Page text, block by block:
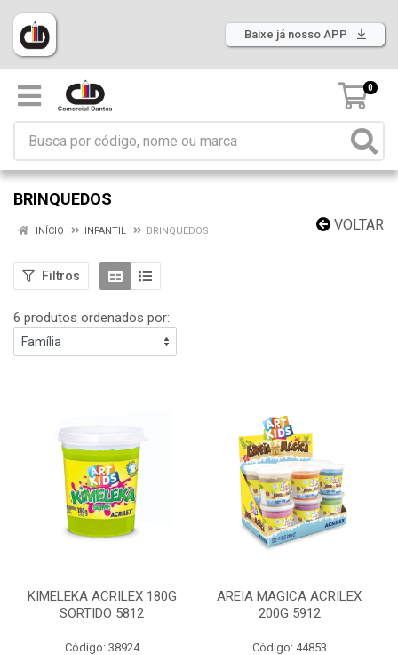
Baixe já nosso APP
0
BRINQUEDOS
VOLTAR
INÍCIO INFANTIL BRINQUEDOS
Filtros
6 produtos ordenados por:
KIMELEKA ACRILEX 180G
SORTIDO 5812
Código: 38924
AREIA MAGICA ACRILEX
200G 5912
Código: 44853